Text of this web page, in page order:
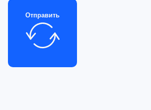
Отправить